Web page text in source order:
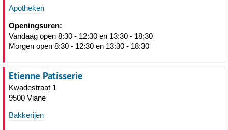
Apotheken
Openingsuren:
Vandaag open 8:30 - 12:30 en 13:30 - 18:30
Morgen open 8:30 - 12:30 en 13:30 - 18:30
Etienne Patisserie
Kwadestraat 1
9500 Viane
Bakkerijen